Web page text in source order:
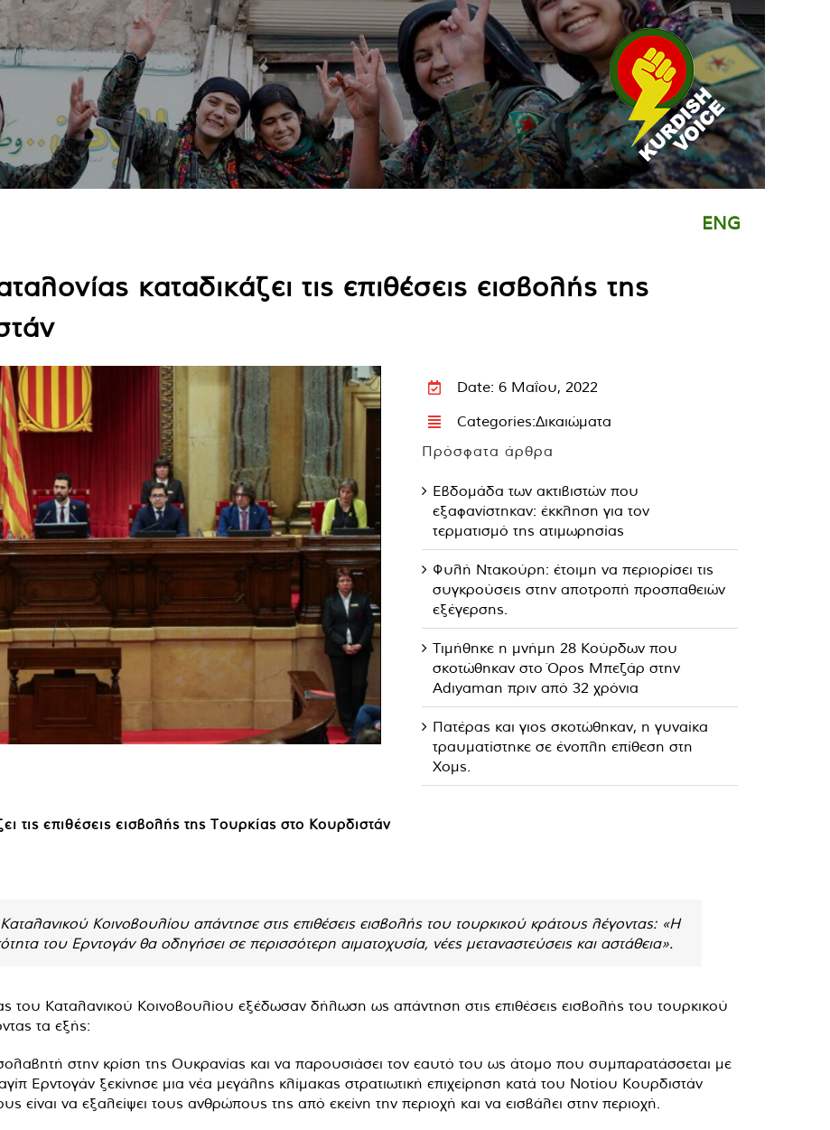
ENG
καταδικάζει τις επιθέσεις εισβολής της
Date: 6 Μαΐου, 2022
Categories:Δικαιώματα
Πρόσφατα άρθρα
Εβδομάδα των ακτιβιστών που
εξαφανίστηκαν: έκκληση για τον
τερματισμό της ατιμωρησίας
Φυλή Ντακούρη: έτοιμη να περιορίσει τις
συγκρούσεις στην αποτροπή προσπαθειών
εξέγερσης.
Τιμήθηκε η μνήμη 28 Κούρδων που
σκοτώθηκαν στο Όρος Μπεζάρ στην
Adıyaman πριν από 32 χρόνια
Πατέρας και γιος σκοτώθηκαν, η γυναίκα
τραυματίστηκε σε ένοπλη επίθεση στη
Χομς.
τις επιθέσεις εισβολής της Τουρκίας στο Κουρδιστάν
Κοινοβουλίου απάντησε στις επιθέσεις εισβολής του τουρκικού κράτους λέγοντας: «Η
του Ερντογάν θα οδηγήσει σε περισσότερη αιματοχυσία, νέες μεταναστεύσεις και αστάθεια».
Καταλανικού Κοινοβουλίου εξέδωσαν δήλωση ως απάντηση στις επιθέσεις εισβολής του τουρκικού
τα εξής:
στην κρίση της Ουκρανίας και να παρουσιάσει τον εαυτό του ως άτομο που συμπαρατάσσεται με
Ερντογάν ξεκίνησε μια νέα μεγάλης κλίμακας στρατιωτική επιχείρηση κατά του Νοτίου Κουρδιστάν
είναι να εξαλείψει τους ανθρώπους της από εκείνη την περιοχή και να εισβάλει στην περιοχή.